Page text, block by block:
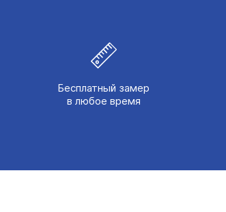
Бесплатный замер
в любое время